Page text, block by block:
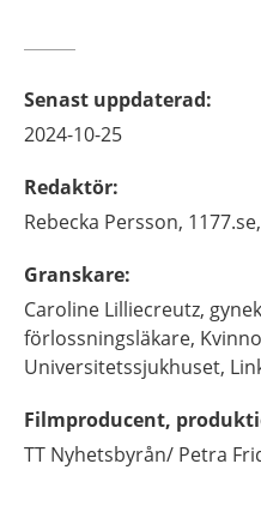
Senast uppdaterad:
2024-10-25
Redaktör:
Rebecka Persson,
Granskare:
Caroline Lilliecreutz,
förlossningsläkare,
Universitetssjukhuset,
Filmproducent,
TT Nyhetsbyrån/ Petra